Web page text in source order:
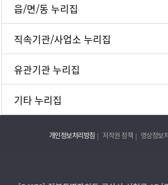
읍/면/동 누리집
직속기관/사업소 누리집
유관기관 누리집
기타 누리집
개인정보처리방침 저작권 정책 영상정보